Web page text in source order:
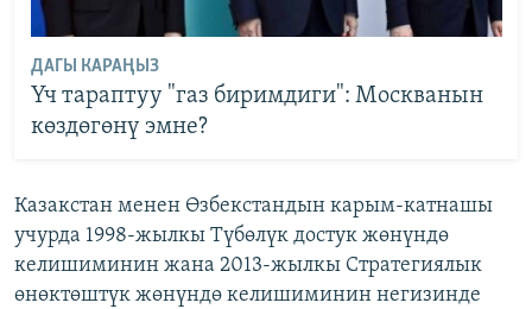
ДАГЫ КАРАҢЫЗ
Үч тараптуу "газ биримдиги": Москванын
көздөгөнү эмне?
Казакстан менен Өзбекстандын карым-катнашы
учурда 1998-жылкы Түбөлүк достук жөнүндө
келишиминин жана 2013-жылкы Стратегиялык
өнөктөштүк жөнүндө келишиминин негизинде